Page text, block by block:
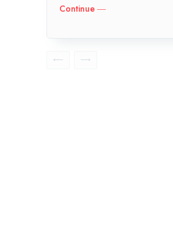
Continue ―